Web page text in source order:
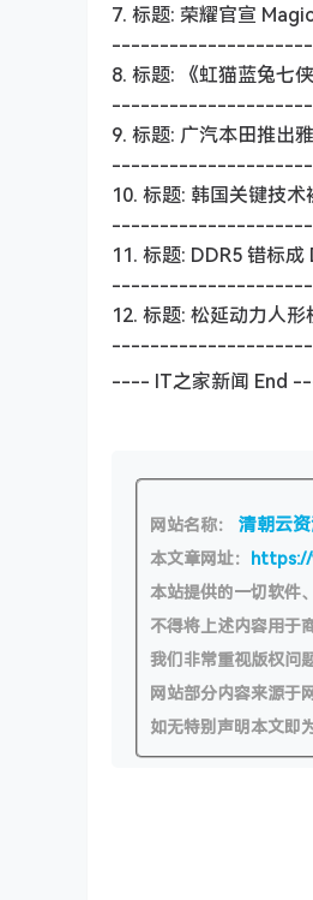
7. 标题: 荣耀官宣
8. 标题: 《虹猫蓝兔七
9. 标题: 广汽本田推出
10. 标题: 韩国关键技
11. 标题: DDR5 错标
12. 标题: 松延动力人
---- IT之家新闻 End
网站名称： 清朝云
本文章网址： https://
本站提供的一切软件
不得将上述内容用于
我们非常重视版权问
网站部分内容来源于
如无特别声明本文即